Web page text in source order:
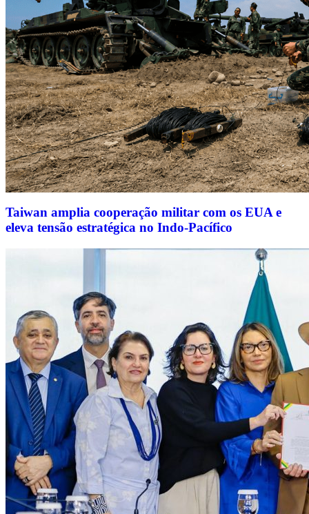
Taiwan amplia cooperação militar com os EUA e
eleva tensão estratégica no Indo-Pacífico